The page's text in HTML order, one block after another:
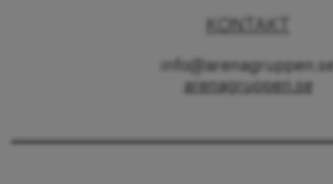
KONTAKT
info@arenagruppen.se
arenagruppen.se